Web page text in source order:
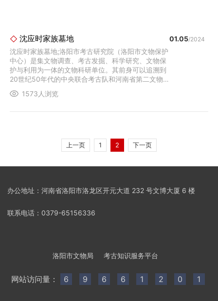
沈应时家族墓地
沈应时家族墓地;洛阳市考古研究院（洛阳市文物保护
中心）是集文物调查、考古发掘、科学研究、文物保
护与利用为一体的文物科研单位。其前身可以追溯到
20世纪50年代的中央联合考古队和河南省第二文物
1981年成立洛阳市文物工作队，1986年成立洛阳市
1573人浏览
01.05/2024
上一页 1 2 下一页
办公地址：河南省洛阳市洛龙区开元大道 232 号文博大厦 6 楼
联系电话：0379-65156336
洛阳市文物局 考古知识服务平台
网站访问量： 6 9 6 6 1 2 0 1